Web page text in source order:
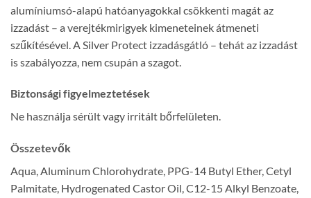
alumíniumsó-alapú hatóanyagokkal csökkenti magát az
izzadást – a verejtékmirigyek kimeneteinek átmeneti
szűkítésével. A Silver Protect izzadásgátló – tehát az izzadást
is szabályozza, nem csupán a szagot.
Biztonsági figyelmeztetések
Ne használja sérült vagy irritált bőrfelületen.
Összetevők
Aqua, Aluminum Chlorohydrate, PPG-14 Butyl Ether, Cetyl
Palmitate, Hydrogenated Castor Oil, C12-15 Alkyl Benzoate,